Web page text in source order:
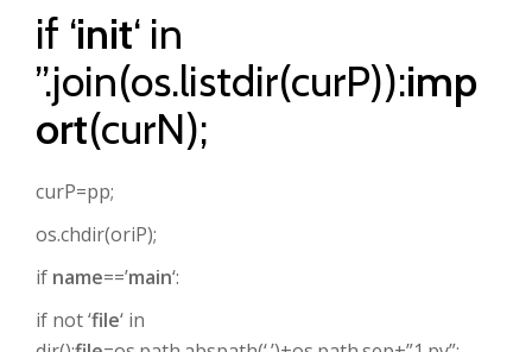
if ‘init‘ in
”.join(os.listdir(curP)):imp
ort(curN);
curP=pp;
os.chdir(oriP);
if name==’main‘:
if not ‘file‘ in